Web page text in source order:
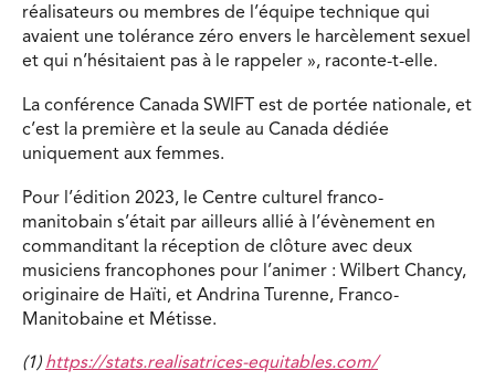
réalisateurs ou membres de l’équipe technique qui
avaient une tolérance zéro envers le harcèlement sexuel
et qui n’hésitaient pas à le rappeler », raconte-t-elle.
La conférence Canada SWIFT est de portée nationale, et
c’est la première et la seule au Canada dédiée
uniquement aux femmes.
Pour l’édition 2023, le Centre culturel franco-
manitobain s’était par ailleurs allié à l’évènement en
commanditant la réception de clôture avec deux
musiciens francophones pour l’animer : Wilbert Chancy,
originaire de Haïti, et Andrina Turenne, Franco-
Manitobaine et Métisse.
(1) https://stats.realisatrices-equitables.com/